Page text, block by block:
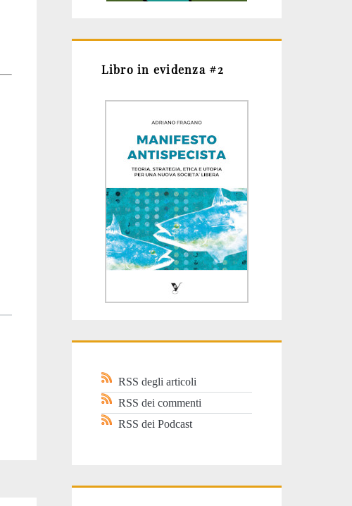
Libro in evidenza #2
RSS degli articoli
RSS dei commenti
RSS dei Podcast